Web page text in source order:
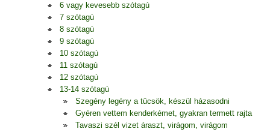
6 vagy kevesebb szótagú
7 szótagú
8 szótagú
9 szótagú
10 szótagú
11 szótagú
12 szótagú
13-14 szótagú
Szegény legény a tücsök, készül házasodni
Gyéren vettem kenderkémet, gyakran termett rajta
Tavaszi szél vizet áraszt, virágom, virágom